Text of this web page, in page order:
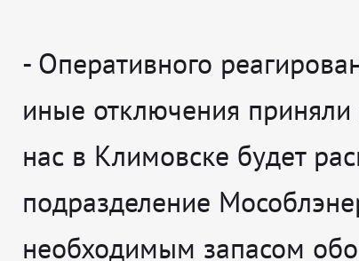
- Оперативного
иные отключения
нас в Климовске будет
подразделение
необходимым запасом